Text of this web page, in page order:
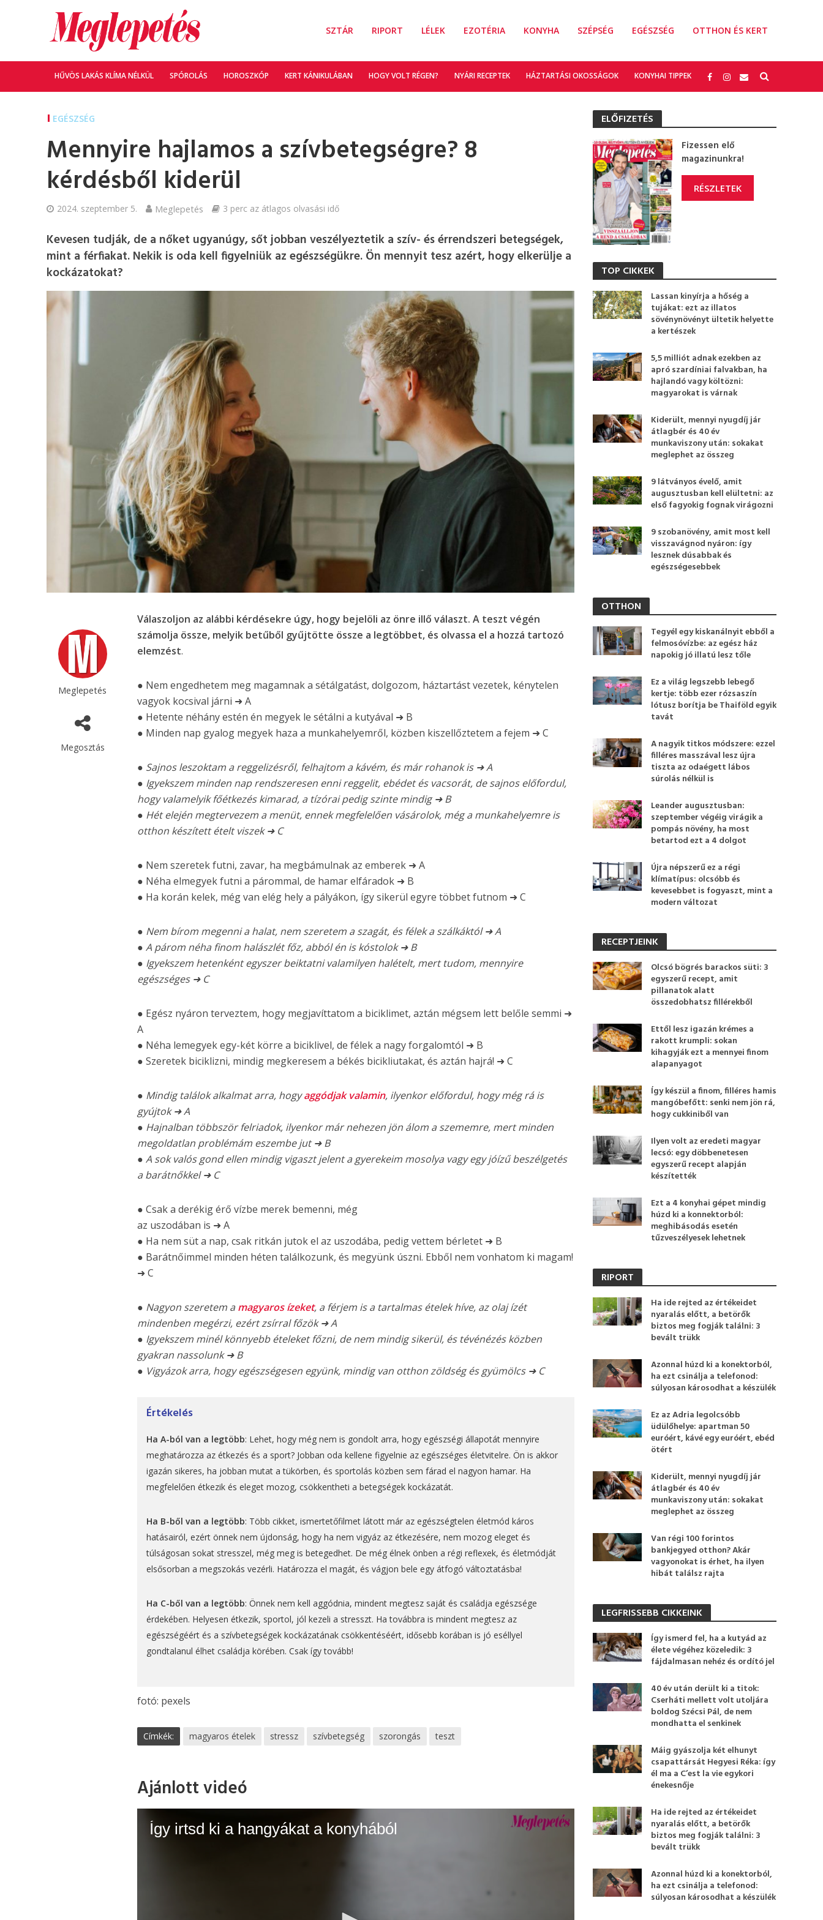
SZTÁR RIPORT LÉLEK EZOTÉRIA KONYHA SZÉPSÉG EGÉSZSÉG OTTHON ÉS KERT
HŰVÖS LAKÁS KLÍMA NÉLKÜL SPÓROLÁS HOROSZKÓP KERT KÁNIKULÁBAN HOGY VOLT RÉGEN? NYÁRI RECEPTEK HÁZTARTÁSI OKOSSÁGOK KONYHAI TIPPEK
EGÉSZSÉG
Mennyire hajlamos a szívbetegségre? 8
kérdésből kiderül
2024. szeptember 5. Meglepetés 3 perc az átlagos olvasási idő
Kevesen tudják, de a nőket ugyanúgy, sőt jobban veszélyeztetik a szív- és érrendszeri betegségek,
mint a férfiakat. Nekik is oda kell figyelniük az egészségükre. Ön mennyit tesz azért, hogy elkerülje a
kockázatokat?
Meglepetés
Megosztás
Válaszoljon az alábbi kérdésekre úgy, hogy bejelöli az önre illő választ. A teszt végén
számolja össze, melyik betűből gyűjtötte össze a legtöbbet, és olvassa el a hozzá tartozó
elemzést.
● Nem engedhetem meg magamnak a sétálgatást, dolgozom, háztartást vezetek, kénytelen
vagyok kocsival járni ➜ A
● Hetente néhány estén én megyek le sétálni a kutyával ➜ B
● Minden nap gyalog megyek haza a munkahelyemről, közben kiszellőztetem a fejem ➜ C
● Sajnos leszoktam a reggelizésről, felhajtom a kávém, és már rohanok is ➜ A
● Igyekszem minden nap rendszeresen enni reggelit, ebédet és vacsorát, de sajnos előfordul,
hogy valamelyik főétkezés kimarad, a tízórai pedig szinte mindig ➜ B
● Hét elején megtervezem a menüt, ennek megfelelően vásárolok, még a munkahelyemre is
otthon készített ételt viszek ➜ C
● Nem szeretek futni, zavar, ha megbámulnak az emberek ➜ A
● Néha elmegyek futni a párommal, de hamar elfáradok ➜ B
● Ha korán kelek, még van elég hely a pályákon, így sikerül egyre többet futnom ➜ C
● Nem bírom megenni a halat, nem szeretem a szagát, és félek a szálkáktól ➜ A
● A párom néha finom halászlét főz, abból én is kóstolok ➜ B
● Igyekszem hetenként egyszer beiktatni valamilyen halételt, mert tudom, mennyire
egészséges ➜ C
● Egész nyáron terveztem, hogy megjavíttatom a biciklimet, aztán mégsem lett belőle semmi ➜
A
● Néha lemegyek egy-két körre a biciklivel, de félek a nagy forgalomtól ➜ B
● Szeretek biciklizni, mindig megkeresem a békés bicikliutakat, és aztán hajrá! ➜ C
● Mindig találok alkalmat arra, hogyaggódjak valamin, ilyenkor előfordul, hogy még rá is
gyújtok ➜ A
● Hajnalban többször felriadok, ilyenkor már nehezen jön álom a szememre, mert minden
megoldatlan problémám eszembe jut ➜ B
● A sok valós gond ellen mindig vigaszt jelent a gyerekeim mosolya vagy egy jóízű beszélgetés
a barátnőkkel ➜ C
● Csak a derékig érő vízbe merek bemenni, még
az uszodában is ➜ A
● Ha nem süt a nap, csak ritkán jutok el az uszodába, pedig vettem bérletet ➜ B
● Barátnőimmel minden héten találkozunk, és megyünk úszni. Ebből nem vonhatom ki magam!
➜ C
● Nagyon szeretem a magyaros ízeket, a férjem is a tartalmas ételek híve, az olaj ízét
mindenben megérzi, ezért zsírral főzök ➜ A
● Igyekszem minél könnyebb ételeket főzni, de nem mindig sikerül, és tévénézés közben
gyakran nassolunk ➜ B
● Vigyázok arra, hogy egészségesen együnk, mindig van otthon zöldség és gyümölcs ➜ C
Értékelés
Ha A-ból van a legtöbb: Lehet, hogy még nem is gondolt arra, hogy egészségi állapotát mennyire
meghatározza az étkezés és a sport? Jobban oda kellene figyelnie az egészséges életvitelre. Ön is akkor
igazán sikeres, ha jobban mutat a tükörben, és sportolás közben sem fárad el nagyon hamar. Ha
megfelelően étkezik és eleget mozog, csökkentheti a betegségek kockázatát.
Ha B-ből van a legtöbb: Több cikket, ismertetőfilmet látott már az egészségtelen életmód káros
hatásairól, ezért önnek nem újdonság, hogy ha nem vigyáz az étkezésére, nem mozog eleget és
túlságosan sokat stresszel, még meg is betegedhet. De még élnek önben a régi reflexek, és életmódját
elsősorban a megszokás vezérli. Határozza el magát, és vágjon bele egy átfogó változtatásba!
Ha C-ből van a legtöbb: Önnek nem kell aggódnia, mindent megtesz saját és családja egészsége
érdekében. Helyesen étkezik, sportol, jól kezeli a stresszt. Ha továbbra is mindent megtesz az
egészségéért és a szívbetegségek kockázatának csökkentéséért, idősebb korában is jó eséllyel
gondtalanul élhet családja körében. Csak így tovább!
fotó: pexels
Címkék: magyaros ételek stressz szívbetegség szorongás teszt
Ajánlott videó
Így irtsd ki a hangyákat a konyhából
ELŐFIZETÉS
Fizessen elő
magazinunkra!
RÉSZLETEK
TOP CIKKEK
Lassan kinyírja a hőség a
tujákat: ezt az illatos
sövénynövényt ültetik helyette
a kertészek
5,5 milliót adnak ezekben az
apró szardíniai falvakban, ha
hajlandó vagy költözni:
magyarokat is várnak
Kiderült, mennyi nyugdíj jár
átlagbér és 40 év
munkaviszony után: sokakat
meglephet az összeg
9 látványos évelő, amit
augusztusban kell elültetni: az
első fagyokig fognak virágozni
9 szobanövény, amit most kell
visszavágnod nyáron: így
lesznek dúsabbak és
egészségesebbek
OTTHON
Tegyél egy kiskanálnyit ebből a
felmosóvízbe: az egész ház
napokig jó illatú lesz tőle
Ez a világ legszebb lebegő
kertje: több ezer rózsaszín
lótusz borítja be Thaiföld egyik
tavát
A nagyik titkos módszere: ezzel
filléres masszával lesz újra
tiszta az odaégett lábos
súrolás nélkül is
Leander augusztusban:
szeptember végéig virágik a
pompás növény, ha most
betartod ezt a 4 dolgot
Újra népszerű ez a régi
klímatípus: olcsóbb és
kevesebbet is fogyaszt, mint a
modern változat
RECEPTJEINK
Olcsó bögrés barackos süti: 3
egyszerű recept, amit
pillanatok alatt
összedobhatsz fillérekből
Ettől lesz igazán krémes a
rakott krumpli: sokan
kihagyják ezt a mennyei finom
alapanyagot
Így készül a finom, filléres hamis
mangóbefőtt: senki nem jön rá,
hogy cukkiniből van
Ilyen volt az eredeti magyar
lecsó: egy döbbenetesen
egyszerű recept alapján
készítették
Ezt a 4 konyhai gépet mindig
húzd ki a konnektorból:
meghibásodás esetén
tűzveszélyesek lehetnek
RIPORT
Ha ide rejted az értékeidet
nyaralás előtt, a betörők
biztos meg fogják találni: 3
bevált trükk
Azonnal húzd ki a konektorból,
ha ezt csinálja a telefonod:
súlyosan károsodhat a készülék
Ez az Adria legolcsóbb
üdülőhelye: apartman 50
euróért, kávé egy euróért, ebéd
ötért
Kiderült, mennyi nyugdíj jár
átlagbér és 40 év
munkaviszony után: sokakat
meglephet az összeg
Van régi 100 forintos
bankjegyed otthon? Akár
vagyonokat is érhet, ha ilyen
hibát találsz rajta
LEGFRISSEBB CIKKEINK
Így ismerd fel, ha a kutyád az
élete végéhez közeledik: 3
fájdalmasan nehéz és ordító jel
40 év után derült ki a titok:
Cserháti mellett volt utoljára
boldog Szécsi Pál, de nem
mondhatta el senkinek
Máig gyászolja két elhunyt
csapattársát Hegyesi Réka: így
él ma a C’est la vie egykori
énekesnője
Ha ide rejted az értékeidet
nyaralás előtt, a betörők
biztos meg fogják találni: 3
bevált trükk
Azonnal húzd ki a konektorból,
ha ezt csinálja a telefonod:
súlyosan károsodhat a készülék